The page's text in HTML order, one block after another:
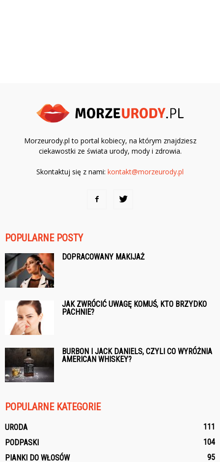
Morzeurody.pl to portal kobiecy, na którym znajdziesz
ciekawostki ze świata urody, mody i zdrowia.
Skontaktuj się z nami: kontakt@morzeurody.pl
POPULARNE POSTY
DOPRACOWANY MAKIJAŻ
JAK ZWRÓCIĆ UWAGĘ KOMUŚ, KTO BRZYDKO
PACHNIE?
BURBON I JACK DANIELS, CZYLI CO WYRÓŻNIA
AMERICAN WHISKEY?
POPULARNE KATEGORIE
URODA
111
PODPASKI
104
PIANKI DO WŁOSÓW
95